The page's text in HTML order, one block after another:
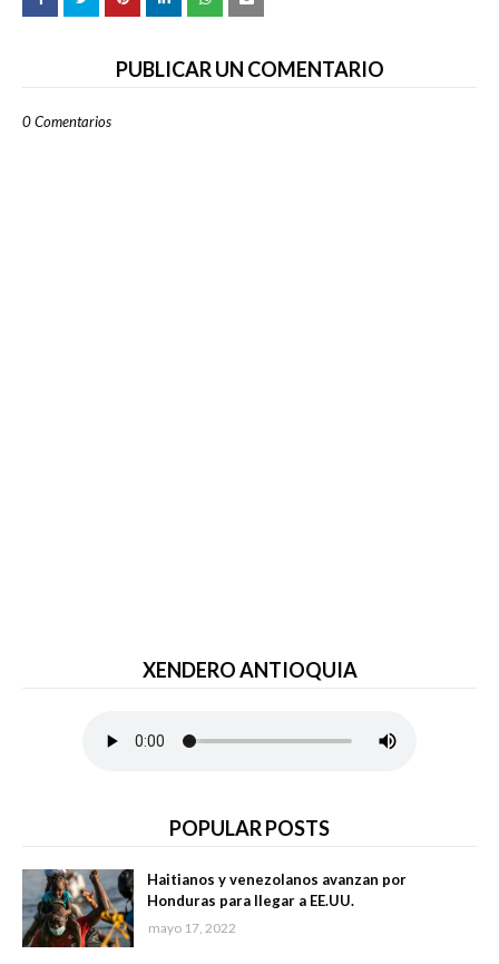
PUBLICAR UN COMENTARIO
0 Comentarios
XENDERO ANTIOQUIA
POPULAR POSTS
Haitianos y venezolanos avanzan por
Honduras para llegar a EE.UU.
mayo 17, 2022